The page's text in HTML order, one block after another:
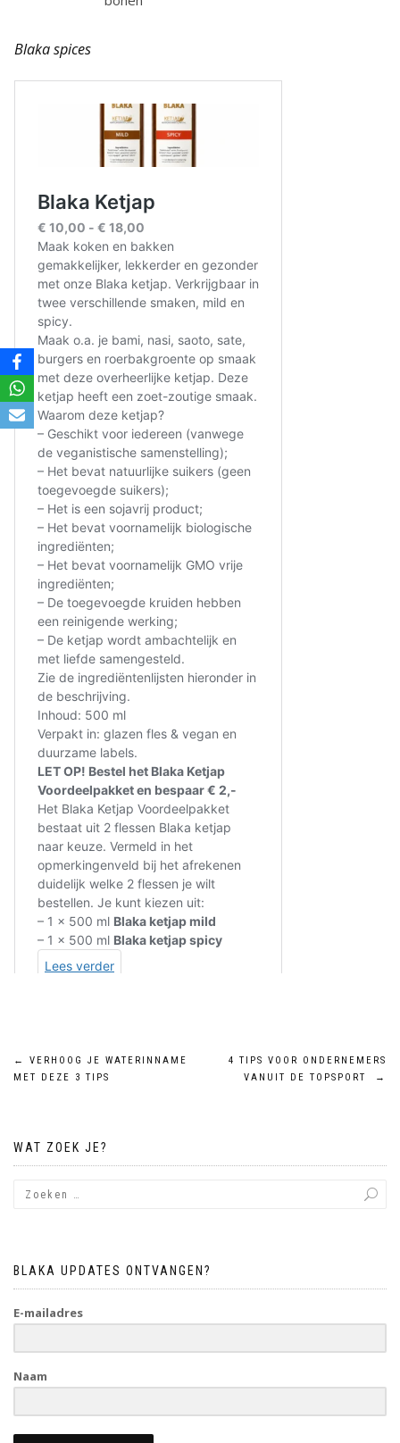
Blaka spices
Bericht
←
VERHOOG JE WATERINNAME
MET DEZE 3 TIPS
4 TIPS VOOR ONDERNEMERS
VANUIT DE TOPSPORT
→
WAT ZOEK JE?
BLAKA UPDATES ONTVANGEN?
E-mailadres
Naam